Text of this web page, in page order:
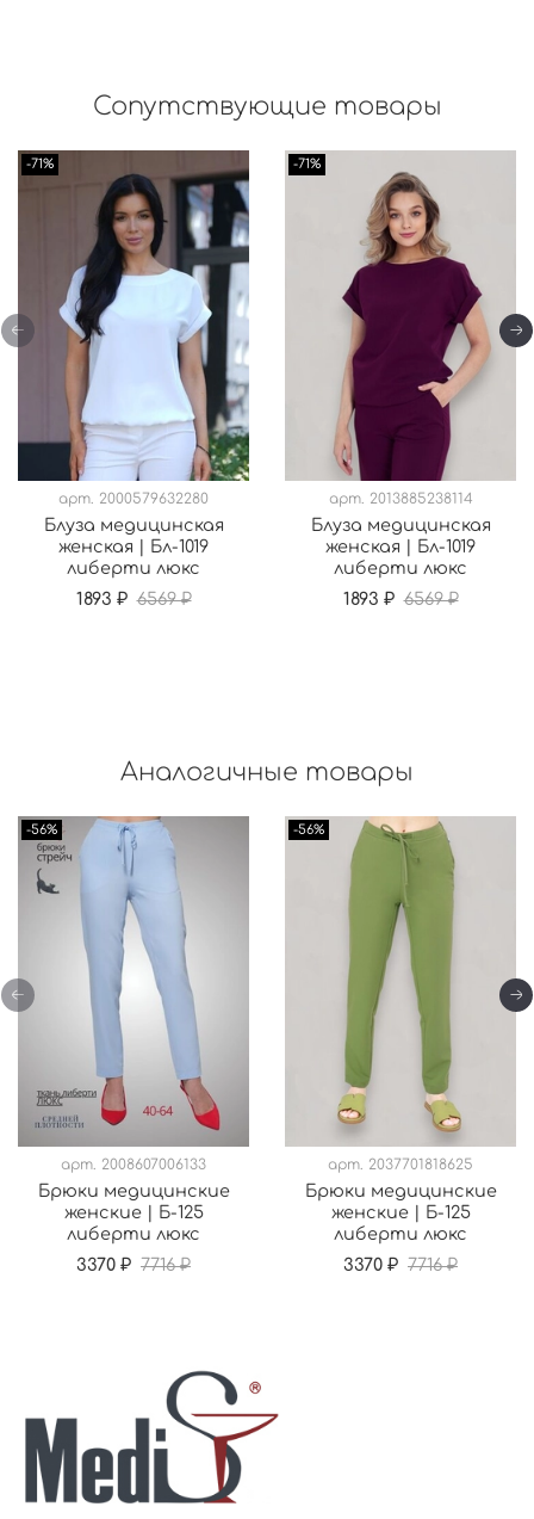
Сопутствующие товары
-71%
арт. 2000579632280
Блуза медицинская
женская | Бл-1019
либерти люкс
1893 ₽ 6569 ₽
-71%
арт. 2013885238114
Блуза медицинская
женская | Бл-1019
либерти люкс
1893 ₽ 6569 ₽
Аналогичные товары
-56%
арт. 2008607006133
Брюки медицинские
женские | Б-125
либерти люкс
3370 ₽ 7716 ₽
-56%
арт. 2037701818625
Брюки медицинские
женские | Б-125
либерти люкс
3370 ₽ 7716 ₽